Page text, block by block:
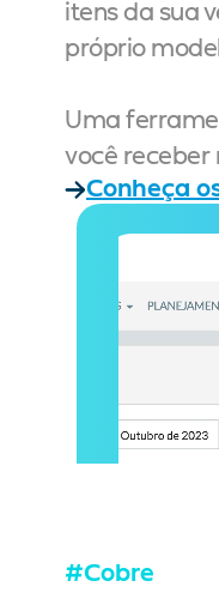
itens da sua
próprio
Uma
você receber
Conheça
#Cobre